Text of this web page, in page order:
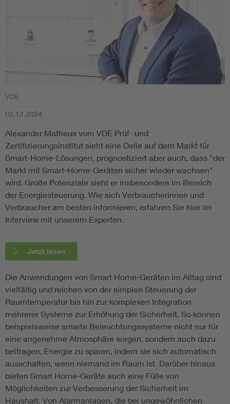
VDE
02.12.2024
Alexander Matheus vom VDE Prüf- und
Zertifizierungsinstitut sieht eine Delle auf dem Markt für
Smart-Home-Lösungen, prognostiziert aber auch, dass "der
Markt mit Smart-Home-Geräten sicher wieder wachsen"
wird. Große Potenziale sieht er insbesondere im Bereich
der Energiesteuerung. Wie sich Verbraucherinnen und
Verbraucher am besten informieren, erfahren Sie hier im
Interview mit unserem Experten.
Jetzt lesen
Die Anwendungen von Smart Home-Geräten im Alltag sind
vielfältig und reichen von der simplen Steuerung der
Raumtemperatur bis hin zur komplexen Integration
mehrerer Systeme zur Erhöhung der Sicherheit. So können
beispielsweise smarte Beleuchtungssysteme nicht nur für
eine angenehme Atmosphäre sorgen, sondern auch dazu
beitragen, Energie zu sparen, indem sie sich automatisch
ausschalten, wenn niemand im Raum ist. Darüber hinaus
bieten Smart Home-Geräte auch eine Fülle von
Möglichkeiten zur Verbesserung der Sicherheit im
Haushalt. Von Alarmanlagen, die bei ungewöhnlichen